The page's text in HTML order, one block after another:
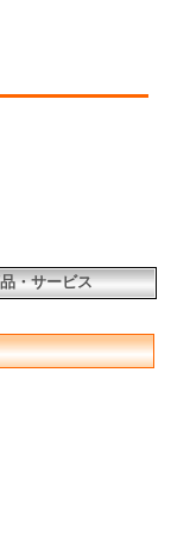
・サービス